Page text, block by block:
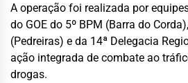
A operação foi realizada por
do GOE do 5º BPM (Barra do
(Pedreiras) e da 14ª Delegacia
ação integrada de combate ao
drogas.